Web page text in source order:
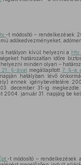
-t módosító – rendelkezések
adókedvezményeket,
hatályon kívül helyezni a
határozatlan időre
minden olyan –
21. §-ával megállapított 7. §-a
hatályban lévő
ennek igénybevételére
december 31-ig
2004. január 31. napjáig be
-t módosító – rendelkezések